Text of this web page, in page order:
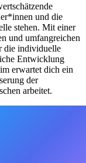
und die
stehen. Mit einer
und umfangreichen
die individuelle
Entwicklung
erwartet dich ein
der
arbeitet.